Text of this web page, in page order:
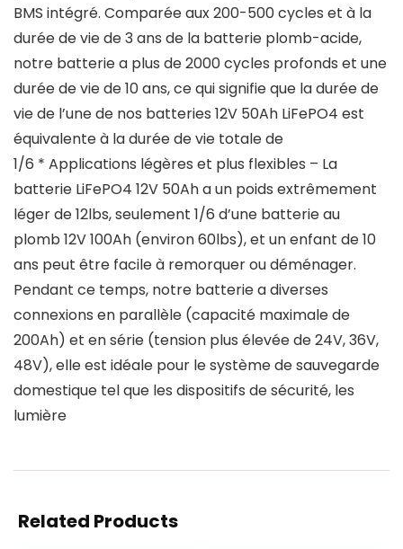
BMS intégré. Comparée aux 200-500 cycles et à la
durée de vie de 3 ans de la batterie plomb-acide,
notre batterie a plus de 2000 cycles profonds et une
durée de vie de 10 ans, ce qui signifie que la durée de
vie de l’une de nos batteries 12V 50Ah LiFePO4 est
équivalente à la durée de vie totale de
1/6 * Applications légères et plus flexibles – La
batterie LiFePO4 12V 50Ah a un poids extrêmement
léger de 12lbs, seulement 1/6 d’une batterie au
plomb 12V 100Ah (environ 60lbs), et un enfant de 10
ans peut être facile à remorquer ou déménager.
Pendant ce temps, notre batterie a diverses
connexions en parallèle (capacité maximale de
200Ah) et en série (tension plus élevée de 24V, 36V,
48V), elle est idéale pour le système de sauvegarde
domestique tel que les dispositifs de sécurité, les
lumière
Related Products